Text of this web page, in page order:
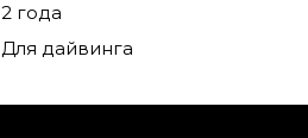
2 года
Для дайвинга